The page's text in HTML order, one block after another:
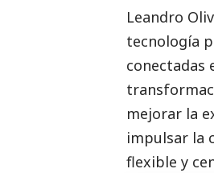
Leandro
tecnología
conectadas
mejorar la
impulsar la
flexible y